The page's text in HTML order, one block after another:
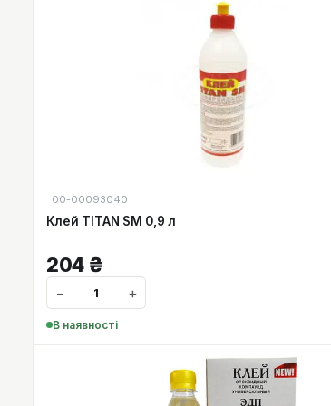
00-00093040
Клей TITAN SM 0,9 л
204₴
− +
В наявності